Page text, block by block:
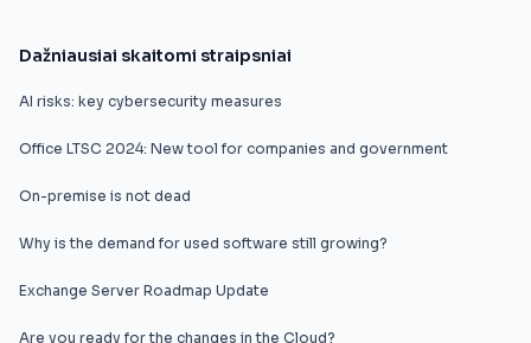
Dažniausiai skaitomi straipsniai
AI risks: key cybersecurity measures
Office LTSC 2024: New tool for companies and government
On-premise is not dead
Why is the demand for used software still growing?
Exchange Server Roadmap Update
Are you ready for the changes in the Cloud?